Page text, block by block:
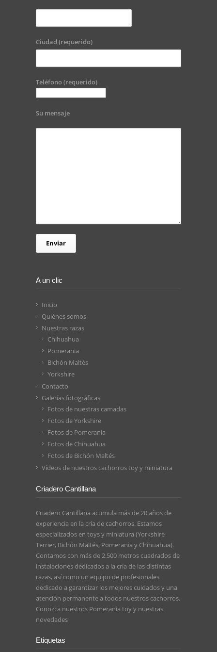
Ciudad (requerido)
Teléfono (requerido)
Su mensaje
A un clic
Inicio
Quiénes somos
Nuestras razas
Chihuahua
Pomerania
Bichón Maltés
Yorkshire
Contacto
Galerías fotográficas
Fotos de nuestras camadas
Fotos de Yorkshire
Fotos de Pomerania
Fotos de Chihuahua
Fotos de Bichón Maltés
Vídeos de nuestros cachorros toy y miniatura
Criadero Cantillana
Criadero Cantillana acumula más de 20 años de
experiencia en la cría de cachorros. Estamos
especializados en toys y miniatura (Yorkshire
Terrier, Bichón Maltés, Pomerania y Chihuahua).
Contamos con más de 2.500 metros cuadrados de
instalaciones dedicados a la cría de las distintas
razas, así como un equipo de profesionales
dedicado a garantizar los mejores cuidados y una
atención permanente a todos nuestros cachorros.
Conozca nuestros Pomerania toyy nuestras
novedades
Etiquetas